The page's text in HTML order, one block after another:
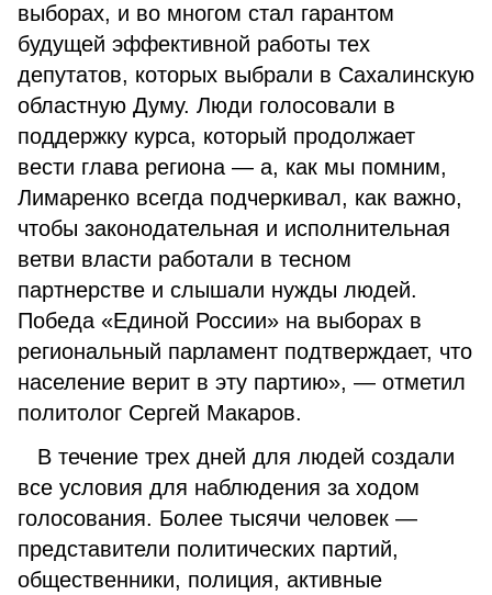
выборах, и во многом стал гарантом
будущей эффективной работы тех
депутатов, которых выбрали в Сахалинскую
областную Думу. Люди голосовали в
поддержку курса, который продолжает
вести глава региона — а, как мы помним,
Лимаренко всегда подчеркивал, как важно,
чтобы законодательная и исполнительная
ветви власти работали в тесном
партнерстве и слышали нужды людей.
Победа «Единой России» на выборах в
региональный парламент подтверждает, что
население верит в эту партию», — отметил
политолог Сергей Макаров.
В течение трех дней для людей создали
все условия для наблюдения за ходом
голосования. Более тысячи человек —
представители политических партий,
общественники, полиция, активные